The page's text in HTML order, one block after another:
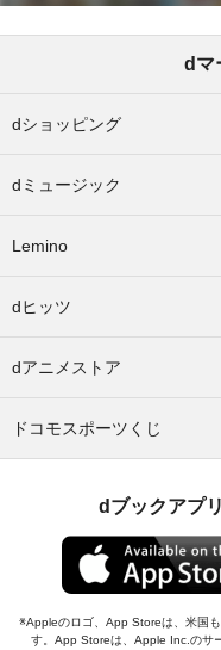
dマ
dショッピング
dミュージック
Lemino
dヒッツ
dアニメストア
ドコモスポーツくじ
dブックアプ
Appleのロゴ、App Storeは、米国
す。App Storeは、Apple Inc.のサ